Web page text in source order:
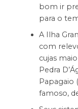
bom ir
para o
A Ilha
com
cujas
Pedra
Papagaio
famoso,